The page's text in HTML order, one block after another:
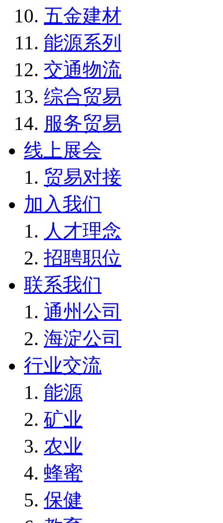
五金建材
能源系列
交通物流
综合贸易
服务贸易
线上展会
贸易对接
加入我们
人才理念
招聘职位
联系我们
通州公司
海淀公司
行业交流
能源
矿业
农业
蜂蜜
保健